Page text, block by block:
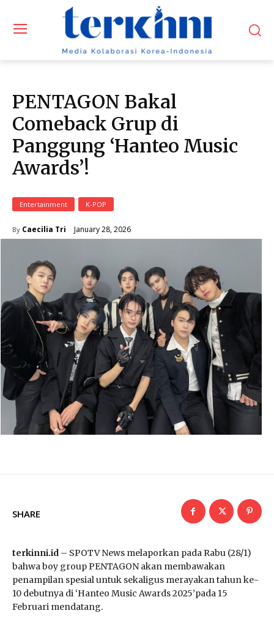
PENTAGON Bakal
Comeback Grup di
Panggung ‘Hanteo Music
Awards’!
Entertainment K-POP
By Caecilia Tri January 28, 2026
SHARE
terkinni.id – SPOTV News melaporkan pada Rabu (28/1)
bahwa boy group PENTAGON akan membawakan
penampilan spesial untuk sekaligus merayakan tahun ke-
10 debutnya di ‘Hanteo Music Awards 2025’pada 15
Februari mendatang.